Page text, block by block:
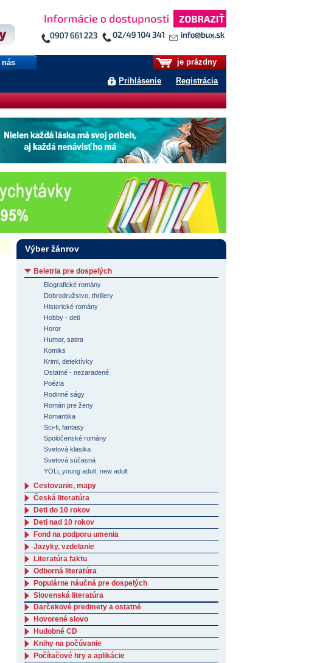
je prázdny
Prihlásenie Registrácia
nás
Výber žánrov
Beletria pre dospelých
Biografické romány
Dobrodružstvo, thrillery
Historické romány
Hobby - deti
Horor
Humor, satira
Komiks
Krimi, detektívky
Ostatné - nezaradené
Poézia
Rodinné ságy
Román pre ženy
Romantika
Sci-fi, fantasy
Spoločenské romány
Svetová klasika
Svetová súčasná
YOLi, young adult, new adult
Cestovanie, mapy
Česká literatúra
Deti do 10 rokov
Deti nad 10 rokov
Fond na podporu umenia
Jazyky, vzdelanie
Literatúra faktu
Odborná literatúra
Populárne náučná pre dospelých
Slovenská literatúra
Darčekové predmety a ostatné
Hovorené slovo
Hudobné CD
Knihy na počúvanie
Počítačové hry a aplikácie